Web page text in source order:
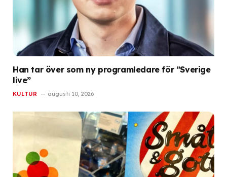
Han tar över som ny programledare för ”Sverige
live”
KULTUR augusti 10, 2026